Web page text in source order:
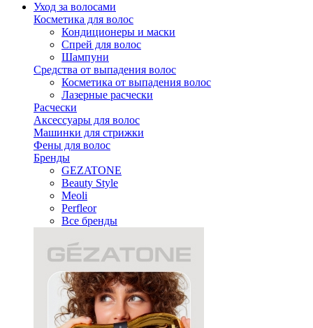
Уход за волосами
Косметика для волос
Кондиционеры и маски
Спрей для волос
Шампуни
Средства от выпадения волос
Косметика от выпадения волос
Лазерные расчески
Расчески
Аксессуары для волос
Машинки для стрижки
Фены для волос
Бренды
GEZATONE
Beauty Style
Meoli
Perfleor
Все бренды